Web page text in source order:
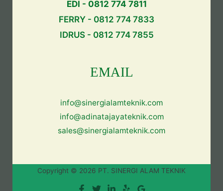
EDI - 0812 774 7811
FERRY - 0812 774 7833
IDRUS - 0812 774 7855
EMAIL
info@sinergialamteknik.com
info@adinatajayateknik.com
sales@sinergialamteknik.com
Copyright © 2026 PT. SINERGI ALAM TEKNIK